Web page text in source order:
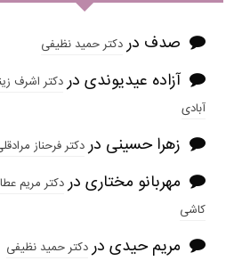
صدف دردکتر حمید نظیفی
آزاده عیدیوندی دردکتر اشرف
آبادی
زهرا حسینی دردکتر فرحناز
مهربانو مختاری دردکتر مریم
کاشی
مریم حیدی دردکتر حمید نظیفی